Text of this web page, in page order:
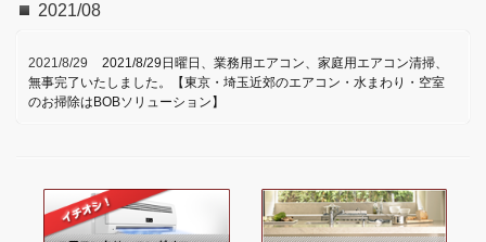
2021/08
2021/8/29
2021/8/29日曜日、業務用エアコン、家庭用エアコン清掃、
無事完了いたしました。【東京・埼玉近郊のエアコン・水まわり・空室
のお掃除はBOBソリューション】